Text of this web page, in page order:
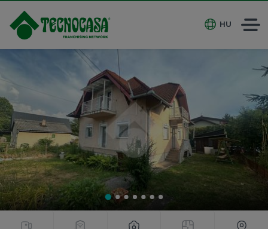
HU